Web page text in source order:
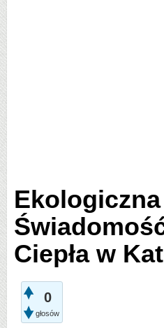
Ekologiczna
Ciepła w
0
głosów